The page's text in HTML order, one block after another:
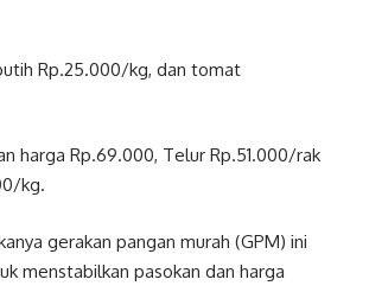
Rp.25.000/kg, dan tomat
harga Rp.69.000, Telur Rp.51.000/rak
kg.
gerakan pangan murah (GPM) ini
menstabilkan pasokan dan harga